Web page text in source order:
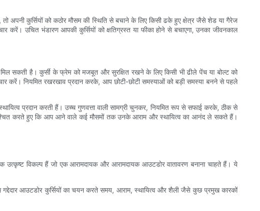
अपनी कुर्सियों को कठोर मौसम की स्थिति से बचाने के लिए किसी ढके हुए क्षेत्र जैसे शेड या गैरेज
करें। उचित भंडारण आपकी कुर्सियों को क्षतिग्रस्त या फीका होने से बचाएगा, उनका जीवनकाल
सकती है। कुर्सी के फ्रेम को मजबूत और सुरक्षित रखने के लिए किसी भी ढीले पेंच या बोल्ट को
नियमित रखरखाव प्रदान करके, आप छोटी-छोटी समस्याओं को बड़ी समस्या बनने से पहले
प्रदान करती हैं। उच्च गुणवत्ता वाली सामग्री चुनकर, नियमित रूप से सफाई करके, ठीक से
करते हुए कि आप आने वाले कई मौसमों तक उनके आराम और स्थायित्व का आनंद ले सकते हैं।
विकल्प हैं जो एक आरामदायक और आरामदायक आउटडोर वातावरण बनाना चाहते हैं। ये
गद्देदार आउटडोर कुर्सियों का चयन करते समय, आराम, स्थायित्व और शैली जैसे कुछ प्रमुख कारकों